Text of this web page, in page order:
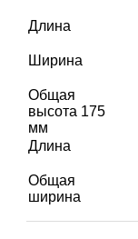
Длина
Ширина
Общая
высота 175
мм
Длина
Общая
ширина